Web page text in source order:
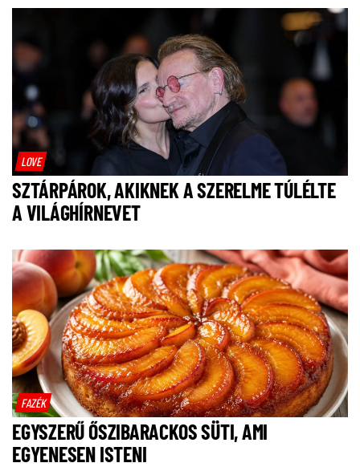
LOVE
SZTÁRPÁROK, AKIKNEK A SZERELME TÚLÉLTE
A VILÁGHÍRNEVET
FAZÉK
EGYSZERŰ ŐSZIBARACKOS SÜTI, AMI
EGYENESEN ISTENI